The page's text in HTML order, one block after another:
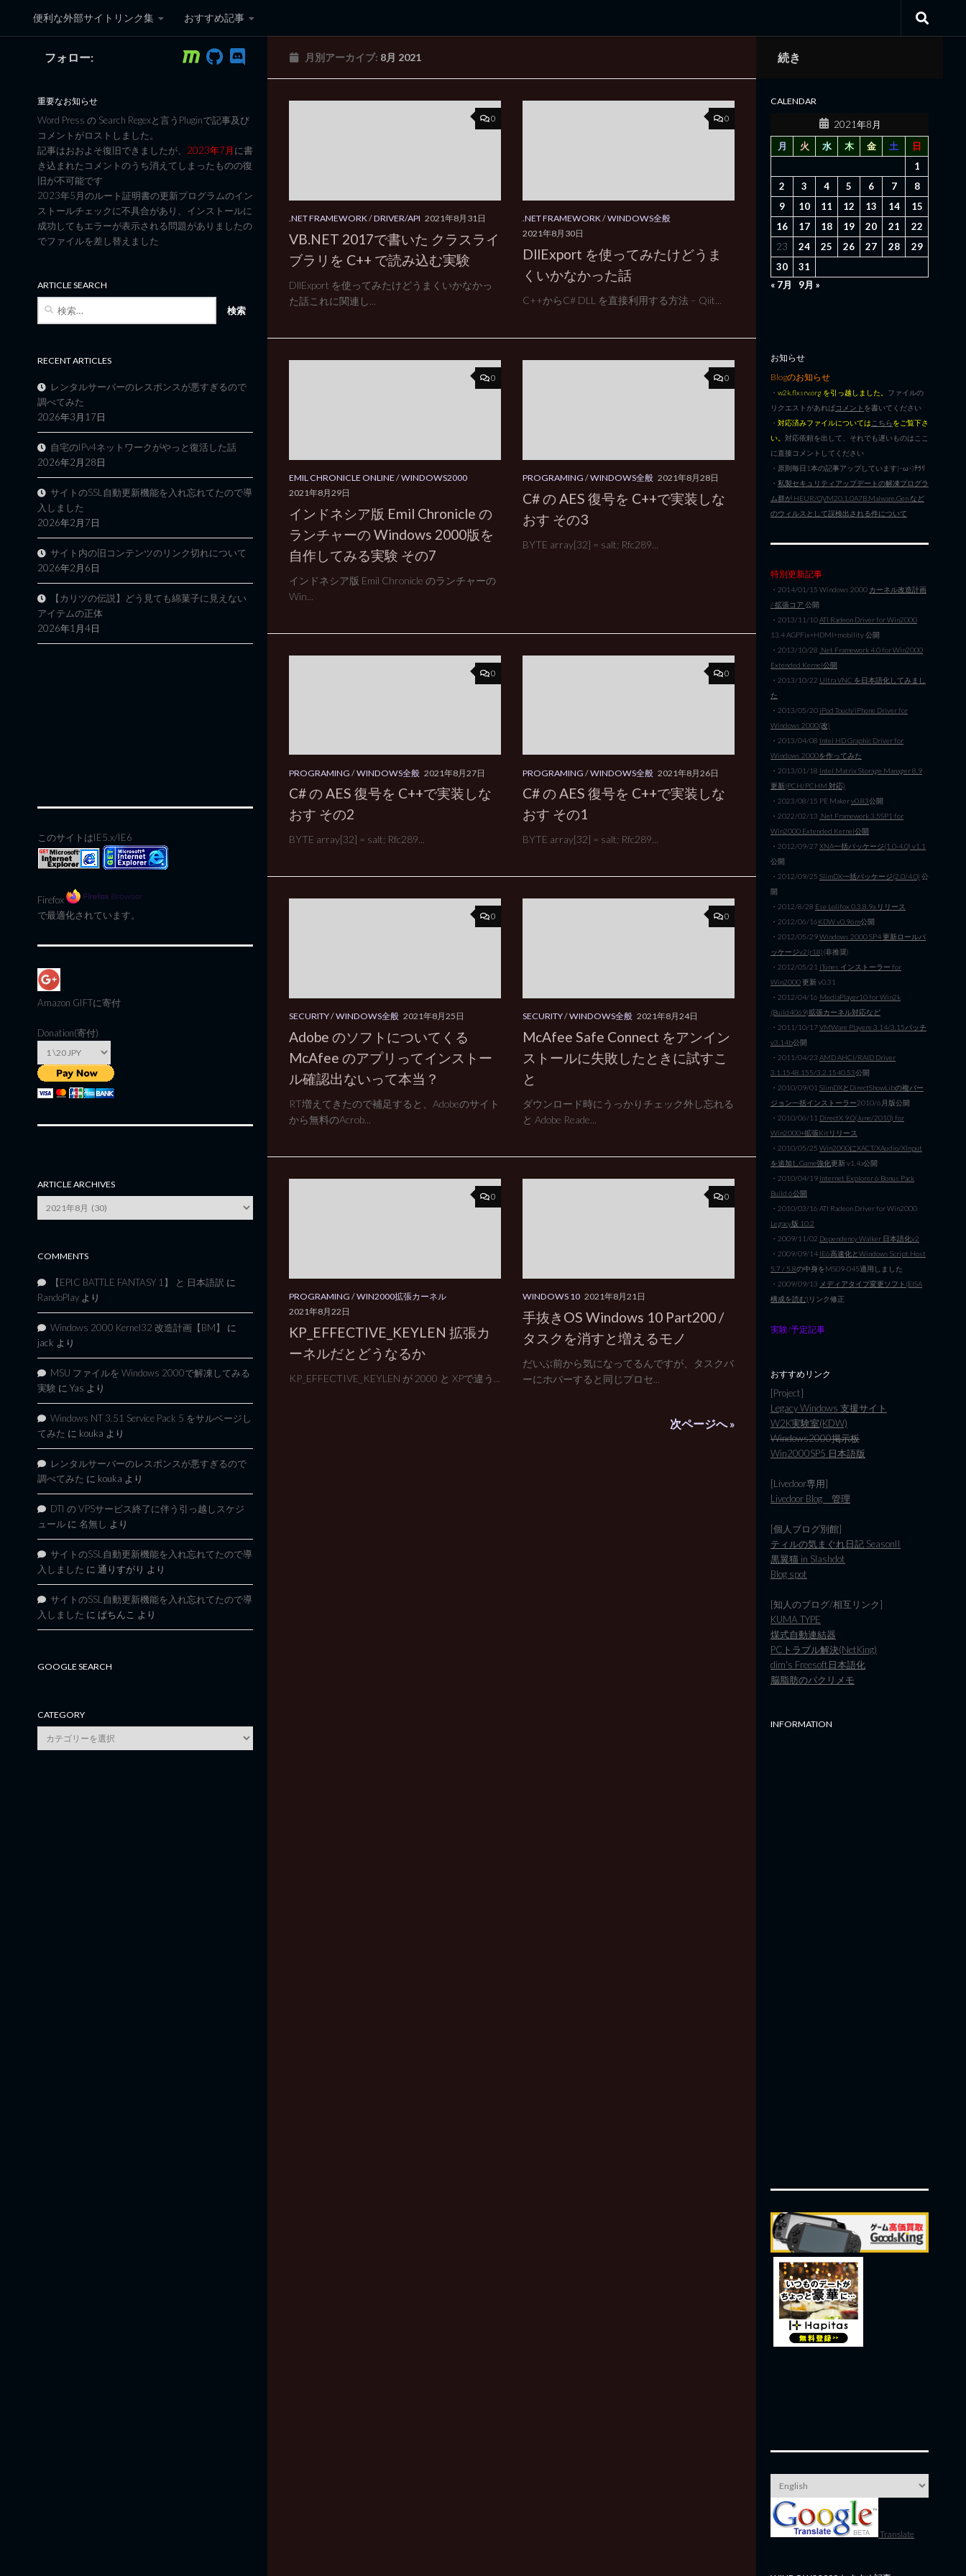
コンテンツへスキップ
便利な外部サイトリンク集 おすすめ記事
黒翼猫のコンピュータ日記 3rd Edition
月別アーカイブ: 8月 2021
0
.NET FRAMEWORK/DRIVER/API 2021年8月31日
VB.NET 2017で書いた クラスライ
ブラリを C++ で読み込む実験
DllExport を使ってみたけどうまくいかなかっ
た話これに関連し...
0
.NET FRAMEWORK/WINDOWS全般
2021年8月30日
DllExport を使ってみたけどうま
くいかなかった話
C++からC# DLL を直接利用する方法 – Qiit...
0
EMIL CHRONICLE ONLINE/WINDOWS2000
2021年8月29日
インドネシア版 Emil Chronicle の
ランチャーの Windows 2000版を
自作してみる実験 その7
インドネシア版 Emil Chronicle のランチャーの
Win...
0
PROGRAMING /WINDOWS全般 2021年8月28日
C# の AES 復号を C++で実装しな
おす その3
BYTE array[32] = salt; Rfc289...
0
PROGRAMING /WINDOWS全般 2021年8月27日
C# の AES 復号を C++で実装しな
おす その2
BYTE array[32] = salt; Rfc289...
0
PROGRAMING /WINDOWS全般 2021年8月26日
C# の AES 復号を C++で実装しな
おす その1
BYTE array[32] = salt; Rfc289...
0
SECURITY/WINDOWS全般 2021年8月25日
Adobe のソフトについてくる
McAfee のアプリってインストー
ル確認出ないって本当？
RT増えてきたので補足すると、Adobeのサイト
から無料のAcrob...
0
SECURITY/WINDOWS全般 2021年8月24日
McAfee Safe Connect をアンイン
ストールに失敗したときに試すこ
と
ダウンロード時にうっかりチェック外し忘れる
と Adobe Reade...
0
PROGRAMING /WIN2000拡張カーネル
2021年8月22日
KP_EFFECTIVE_KEYLEN 拡張カ
ーネルだとどうなるか
KP_EFFECTIVE_KEYLEN が 2000 と XPで違う...
0
WINDOWS 10 2021年8月21日
手抜きOS Windows 10 Part200 /
タスクを消すと増えるモノ
だいぶ前から気になってるんですが、タスクバ
ーにホバーすると同じプロセ...
次ページへ »
フォロー:
重要なお知らせ
Word Press の Search Regexと言うPluginで記事及び
コメントがロストしました。
記事はおおよそ復旧できましたが、 2023年7月に書
き込まれたコメントのうち消えてしまったものの復
旧が不可能です
2023年5月のルート証明書の更新プログラムのイン
ストールチェックに不具合があり、インストールに
成功してもエラーが表示される問題がありましたの
でファイルを差し替えました
ARTICLE SEARCH
RECENT ARTICLES
レンタルサーバーのレスポンスが悪すぎるので
調べてみた
2026年3月17日
自宅のIPv4ネットワークがやっと復活した話
2026年2月28日
サイトのSSL自動更新機能を入れ忘れてたので導
入しました
2026年2月7日
サイト内の旧コンテンツのリンク切れについて
2026年2月6日
【カリツの伝説】どう見ても綿菓子に見えない
アイテムの正体
2026年1月4日
このサイトはIE5.x/IE6
Firefox
で最適化されています。
Amazon GIFTに寄付
Donation(寄付)
ARTICLE ARCHIVES
Archives
COMMENTS
【EPIC BATTLE FANTASY 1】 と 日本語訳 に
RandoPlay より
Windows 2000 Kernel32 改造計画【BM】
に
jack より
MSU ファイルを Windows 2000で解凍してみる
実験 に Yas より
Windows NT 3.51 Service Pack 5 をサルベージし
てみた に kouka より
レンタルサーバーのレスポンスが悪すぎるので
調べてみた に kouka より
DTI の VPSサービス終了に伴う引っ越しスケジ
ュール に 名無し より
サイトのSSL自動更新機能を入れ忘れてたので導
入しました に 通りすがり より
サイトのSSL自動更新機能を入れ忘れてたので導
入しました に ぱちんこ より
GOOGLE SEARCH
CATEGORY
category
続き
CALENDAR
2021年8月
月
火 水 木 金 土
日
1
2
3 4 5 6 7
8
9
10 11 12 13 14
15
16
17 18 19 20 21
22
23
24 25 26 27 28
29
30
31
« 7月
9月 »
お知らせ
Blogのお知らせ
・ w2k.flxsrv.org を引っ越しました。 ファイルの
リクエストがあればコメント を書いてください
・ 対応済みファイルについては こちらをご覧下さ
い。 対応依頼を出して、それでも遅いものはここ
に直接コメントしてください
・原則毎日1本の記事アップしています|･ω･)ﾁﾗﾘ
・ 私製セキュリティアップデートの解凍プログラ
ム群が HEUR/QVM20.1.0A7B.Malware.Gen など
のウィルスとして誤検出される件について
特別更新記事
・2014/01/15 Windows 2000 カーネル改造計画
/ 拡張コア 公開
・2013/11/10ATI Radeon Driver for Win2000
13.4 AGPFix+HDMI+mobility 公開
・2013/10/28 .Net Framework 4.0 for Win2000
Extended Kernel公開
・2013/10/22 Ultra VNC を日本語化してみまし
た
・2013/05/20 iPod Touch/iPhone Driver for
Windows 2000(改)
・2013/04/08 Intel HD Graphic Driver for
Windows 2000を作ってみた
・2013/01/18 Intel Matrix Storage Manager 8.9
更新(PCH/PCHM 対応)
・2023/08/15 PE Makerv0.83公開
・2022/02/13 .Net Framework 3.5SP1 for
Win2000 Extended Kernel公開
・2012/09/27XNA一括パッケージ(1.0-4.0) v1.1
公開
・2012/09/25 SlimDX一括パッケージ(2.0/4.0) 公
開
・2012/8/28 Ese Lolifox 0.3.8.9a リリース
・2012/06/16KDW v0.96m公開
・2012/05/29Windows 2000 SP4 更新ロールパ
ッケージv2(r18)(非推奨)
・2012/05/21 iTunes インストーラー for
Win2000更新 v0.31
・2012/04/16 MediaPlayer10 for Win2k
(Build4069)拡張カーネル対応など
・2011/10/17VMWare Playere 3.14/3.15パッチ
v3.14b公開
・2011/04/23 AMD AHCI/RAID Driver
3.1.1548.155/3.2.1540.53公開
・2010/09/01 SlimDXとDirectShowLibの複バー
ジョン一括インストーラー2010/6月版公開
・2010/06/11 DirectX 9.0(June/2010) for
Win2000+拡張Kitリリース
・2010/05/25 Win2000にXACT/XAudio/XInput
を追加しGame強化更新 v1.4a公開
・2010/04/19 Internet Explorer 6 Bonus Pack
Build 6公開
・2010/03/16 ATI Radeon Driver for Win2000
Legacy版 10.2
・2009/11/02 Dependency Walker 日本語化v2
・2009/09/14 IE6高速化とWindows Script Host
5.7 / 5.8の中身をMS09-045適用しました
・2009/09/13 メディアタイプ変更ソフト(EISA
構成を読む) リンク修正
実験/予定記事
おすすめリンク
[Project]
Legacy Windows 支援サイト
W2K実験室(KDW)
Windows2000掲示板
Win2000SP5 日本語版
[Livedoor専用]
Livedoor Blog 管理
[個人ブログ別館]
ティルの気まぐれ日記 SeasonII
黒翼猫 in Slashdot
Blog spot
[知人のブログ/相互リンク]
KUMA TYPE
煤式自動連結器
PCトラブル解決(NetKing)
dim's Freesoft日本語化
脳脂肪のパクリメモ
INFORMATION
Translate